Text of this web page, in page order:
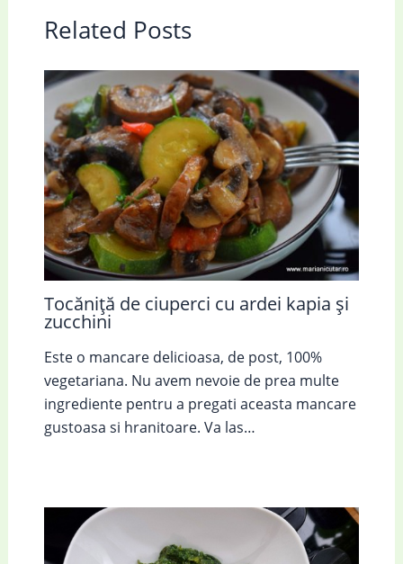
Related Posts
Tocăniță de ciuperci cu ardei kapia și
zucchini
Este o mancare delicioasa, de post, 100%
vegetariana. Nu avem nevoie de prea multe
ingrediente pentru a pregati aceasta mancare
gustoasa si hranitoare. Va las…